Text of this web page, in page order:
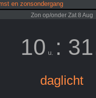
en zonsondergang
Zon op/onder Zat 8 Aug
10 u. : 31
daglicht